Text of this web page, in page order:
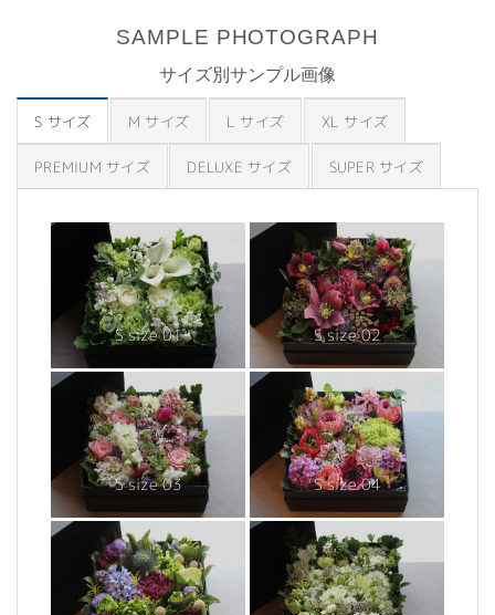
SAMPLE PHOTOGRAPH
サイズ別サンプル画像
S サイズ M サイズ L サイズ XL サイズ
PREMIUM サイズ DELUXE サイズ SUPER サイズ
S size 01 S size 02
S size 03 S size 04